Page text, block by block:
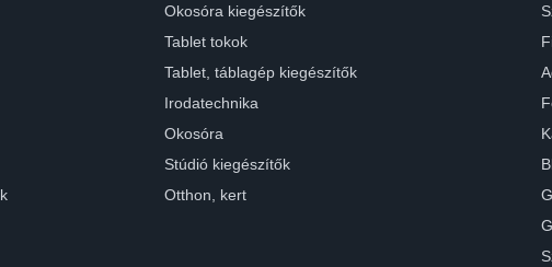
Okosóra kiegészítők
Tablet tokok
Tablet, táblagép kiegészítők
Irodatechnika
Okosóra
Stúdió kiegészítők
Otthon, kert